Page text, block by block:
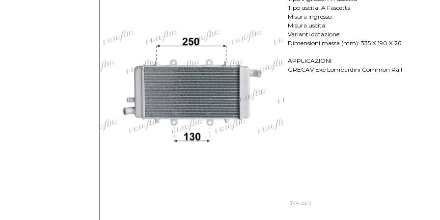
Tipo uscita: A Fascetta
Misura ingresso:
Misura uscita:
Varianti dotazione:
Dimensioni massa (mm): 335 X 190 X 26
APPLICAZIONI:
GRECAV Eke Lombardini Common Rail
(IVA escl.)